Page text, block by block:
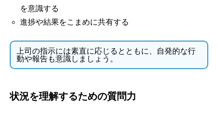
を意識する
進捗や結果をこまめに共有する
上司の指示には素直に応じるとともに、自発的な行
動や報告も意識しましょう。
状況を理解するための質問力